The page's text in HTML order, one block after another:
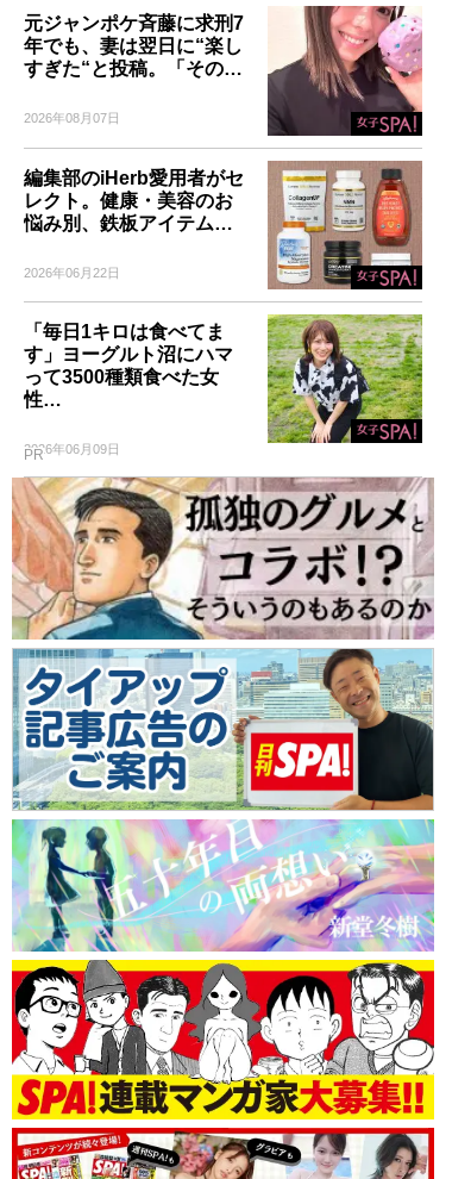
元ジャンポケ斉藤に求刑7
年でも、妻は翌日に“楽し
すぎた“と投稿。「その…
2026年08月07日
編集部のiHerb愛用者がセ
レクト。健康・美容のお
悩み別、鉄板アイテム…
2026年06月22日
「毎日1キロは食べてま
す」ヨーグルト沼にハマ
って3500種類食べた女
性…
2026年06月09日
PR